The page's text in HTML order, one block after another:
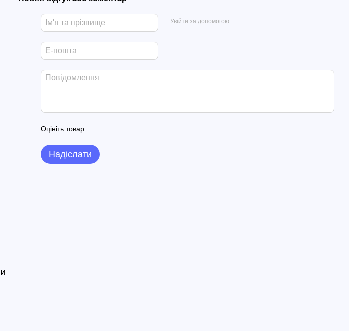
Увійти за допомогою
Оцініть товар
Надіслати